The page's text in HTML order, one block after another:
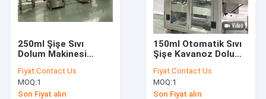
250ml Şişe Sıvı
Dolum Makinesi
Dolum Kapatma
Etiketleme Hattı
Fiyat:Contact Us
MOQ:1
Son Fiyat alın
150ml Otomatik Sıvı
Şişe Kavanoz Dolum
Deterjan Dolum Hattı
Fiyat:Contact Us
MOQ:1
Son Fiyat alın